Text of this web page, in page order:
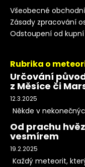
Všeobecné
Zásady zpracování
Odstoupení od
Rubrika o
Určování
z Měsíce či
12.3.2025
Někde v
Od prachu
vesmírem
19.2.2025
Každý meteorit,